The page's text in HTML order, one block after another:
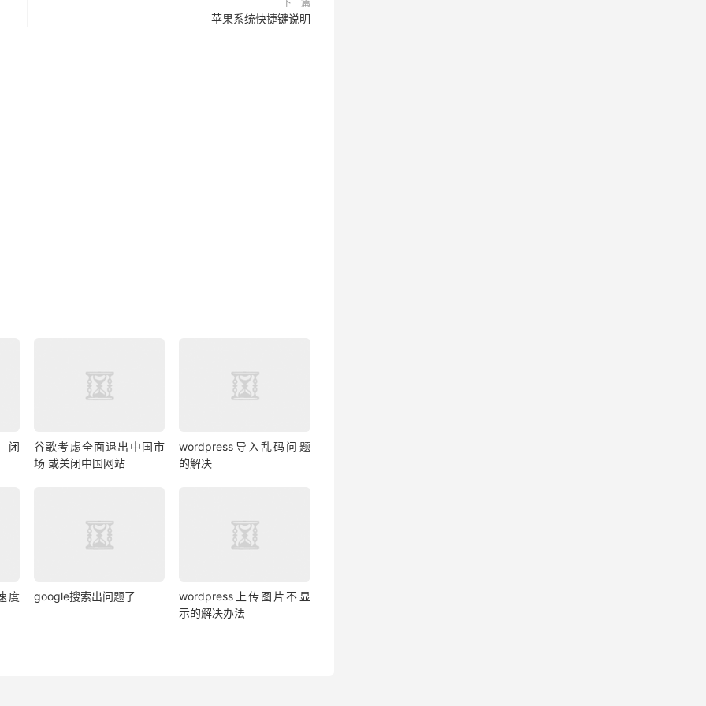
下一篇
苹果系统快捷键说明
谷歌考虑全面退出中国市
场 或关闭中国网站
wordpress导入乱码问题
的解决
度 google搜索出问题了
wordpress上传图片不显
示的解决办法